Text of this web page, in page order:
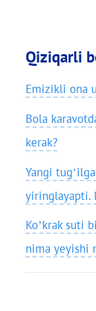
Qiziqarli
Emizikli ona
Bola
kerak?
Yangi
yiringlayapti.
Ko’krak suti
nima yeyishi